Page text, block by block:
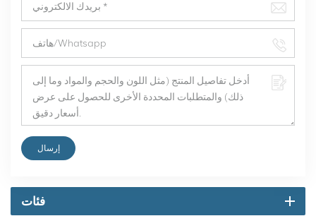
إرسال
فئات